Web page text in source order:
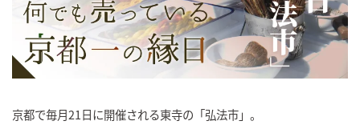
京都で毎月21日に開催される東寺の「弘法市」。